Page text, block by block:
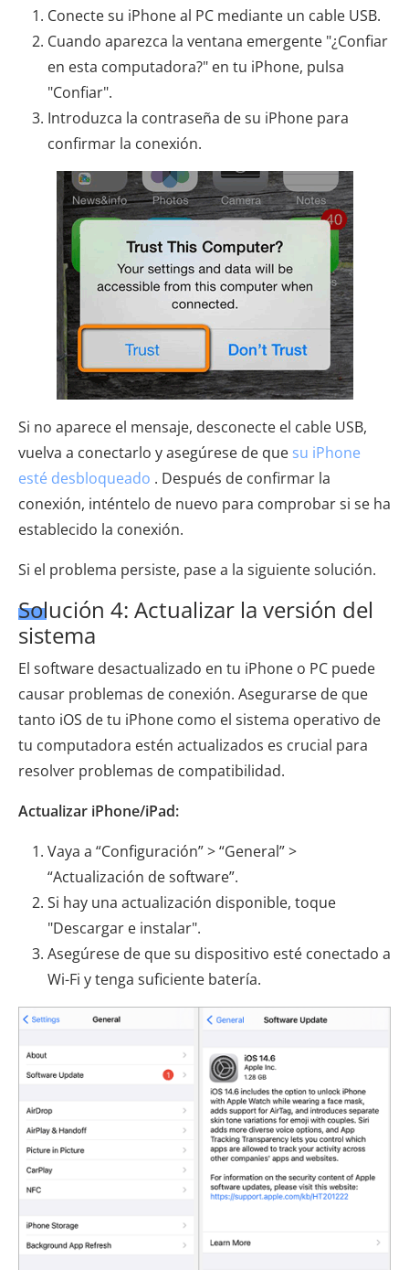
Conecte su iPhone al PC mediante un cable USB.
Cuando aparezca la ventana emergente "¿Confiar
en esta computadora?" en tu iPhone, pulsa
"Confiar".
Introduzca la contraseña de su iPhone para
confirmar la conexión.
Si no aparece el mensaje, desconecte el cable USB,
vuelva a conectarlo y asegúrese de que su iPhone
esté desbloqueado . Después de confirmar la
conexión, inténtelo de nuevo para comprobar si se ha
establecido la conexión.
Si el problema persiste, pase a la siguiente solución.
Solución 4: Actualizar la versión del
sistema
El software desactualizado en tu iPhone o PC puede
causar problemas de conexión. Asegurarse de que
tanto iOS de tu iPhone como el sistema operativo de
tu computadora estén actualizados es crucial para
resolver problemas de compatibilidad.
Actualizar iPhone/iPad:
Vaya a “Configuración” > “General” >
“Actualización de software”.
Si hay una actualización disponible, toque
"Descargar e instalar".
Asegúrese de que su dispositivo esté conectado a
Wi-Fi y tenga suficiente batería.